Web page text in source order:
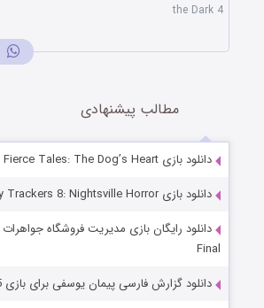
the Dark 4
مطالب پیشنهادی
دانلود بازی Fierce Tales: The Dog’s Heart
دانلود بازی Mystery Trackers 8: Nightsville Horror
Final
دانلود گزارش فارسی پیمان یوسفی برای بازی PES 2015